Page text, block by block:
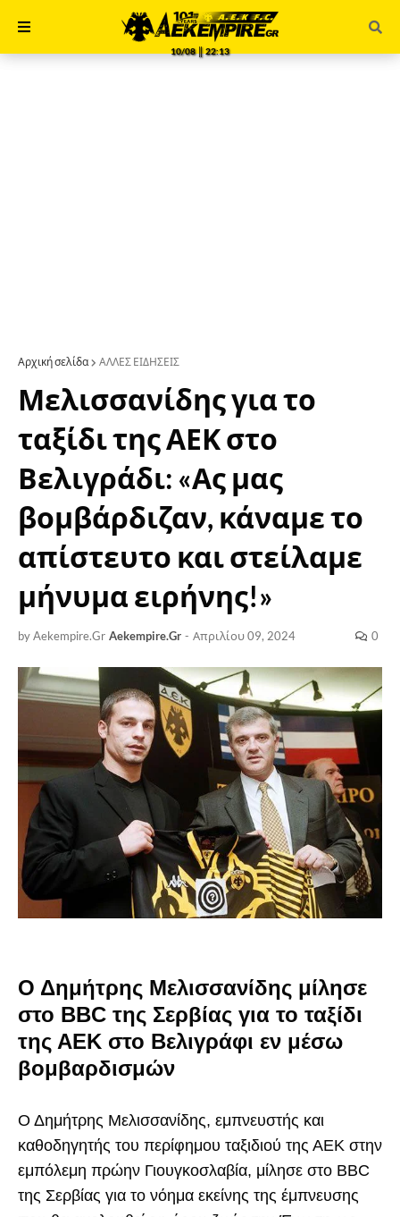
10/08 ║ 22:13
Αρχική σελίδα ΑΛΛΕΣ ΕΙΔΗΣΕΙΣ
Μελισσανίδης για το
ταξίδι της ΑΕΚ στο
Βελιγράδι: «Ας μας
βομβάρδιζαν, κάναμε το
απίστευτο και στείλαμε
μήνυμα ειρήνης!»
by Aekempire.Gr Aekempire.Gr - Απριλίου 09, 2024 0
Ο Δημήτρης Μελισσανίδης μίλησε
στο BBC της Σερβίας για το ταξίδι
της ΑΕΚ στο Βελιγράφι εν μέσω
βομβαρδισμών
Ο Δημήτρης Μελισσανίδης, εμπνευστής και
καθοδηγητής του περίφημου ταξιδιού της ΑΕΚ στην
εμπόλεμη πρώην Γιουγκοσλαβία, μίλησε στο BBC
της Σερβίας για το νόημα εκείνης της έμπνευσης